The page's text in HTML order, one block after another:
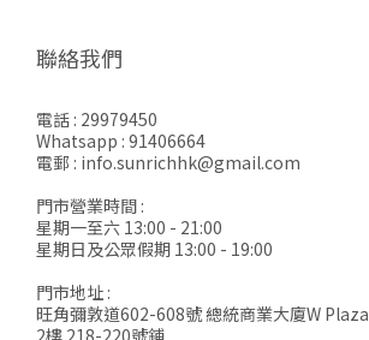
聯絡我們
電話 : 29979450
Whatsapp : 91406664
電郵 : info.sunrichhk@gmail.com
門市營業時間 :
星期一至六 13:00 - 21:00
星期日及公眾假期 13:00 - 19:00
門市地址 :
旺角彌敦道602-608號 總統商業大廈W Plaza
2樓 218-220號鋪